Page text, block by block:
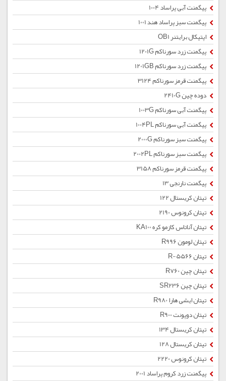
پیگمنت آبی پراساد 1004
پیگمنت سبز پراساد هند 1001
اپتیکال برایتنر OB1
پیگمنت زرد سورناکم 1201G
پیگمنت زرد سورناکم 1201GB
پیگمنت قرمز سورناکم 3124
دوده چین 2410G
پیگمنت آبی سورناکم 1003G
پیگمنت آبی سورناکم 1004PL
پیگمنت سبز سورناکم 2000G
پیگمنت سبز سورناکم 2002PL
پیگمنت قرمز سورناکم 3158
پیگمنت نارنجی 13
تیتان کریستال 122
تیتان کرونوس 2190
تیتان آناتاس کازمو کره KA100
تیتان لومون R996
تیتان R-5566
تیتان چین R760
تیتان چین SR236
تیتان ایشی هارا R980
تیتان دوپونت R900
تیتان کریستال 134
تیتان کریستال 128
تیتان کرونوس 2220
پیگمنت زرد كروم پراساد 2001